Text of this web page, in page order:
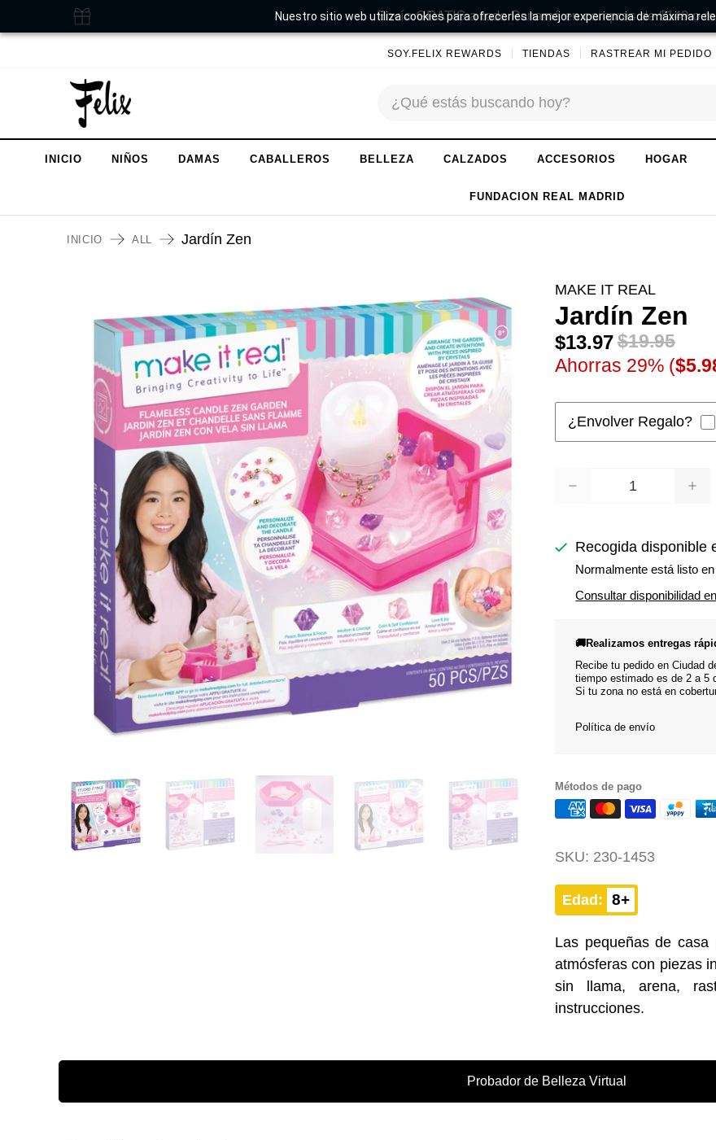
Nuestro sitio web utiliza cookies para ofrecerles la mejor experiencia de máxima
Envío GRATIS a todo Panamá en compras de $149 o
SOY.FELIX REWARDS TIENDAS RASTREAR MI PEDIDO
INICIO NIÑOS DAMAS CABALLEROS BELLEZA CALZADOS ACCESORIOS HOGAR
FUNDACION REAL MADRID
INICIO ALL Jardín Zen
MAKE IT REAL
Jardín Zen
$13.97 $19.95
Ahorras 29% (
¿Envolver Regalo?
Recogida disponible
Normalmente está listo
Consultar disponibilidad
🚚Realizamos entregas
Recibe tu pedido en Ciudad
tiempo estimado es de 2 a 5
Si tu zona no está en
Política de envío
Métodos de pago
SKU: 230-1453
Edad: 8+
Las pequeñas de
atmósferas con piezas
sin llama, arena,
instrucciones.
Probador de Belleza Virtual